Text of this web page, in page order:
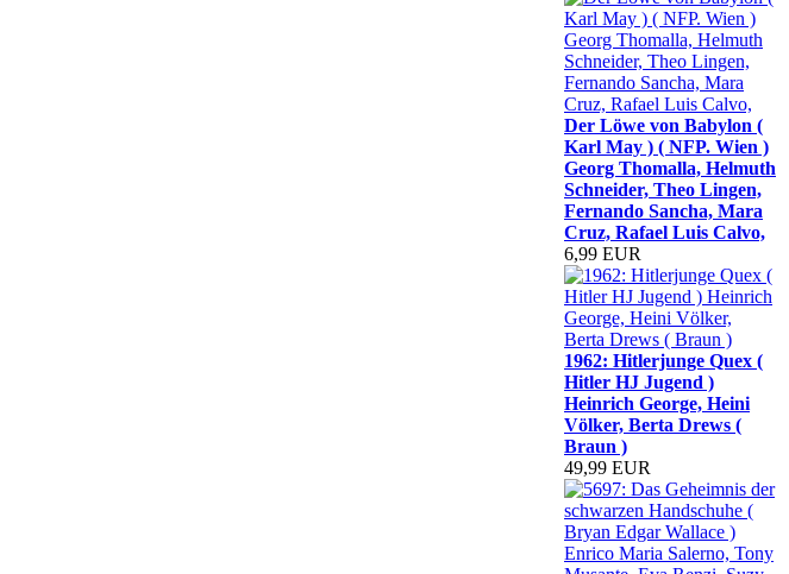
Der Löwe von Babylon (
Karl May ) ( NFP. Wien )
Georg Thomalla, Helmuth
Schneider, Theo Lingen,
Fernando Sancha, Mara
Cruz, Rafael Luis Calvo,
6,99 EUR
1962: Hitlerjunge Quex (
Hitler HJ Jugend )
Heinrich George, Heini
Völker, Berta Drews (
Braun )
49,99 EUR